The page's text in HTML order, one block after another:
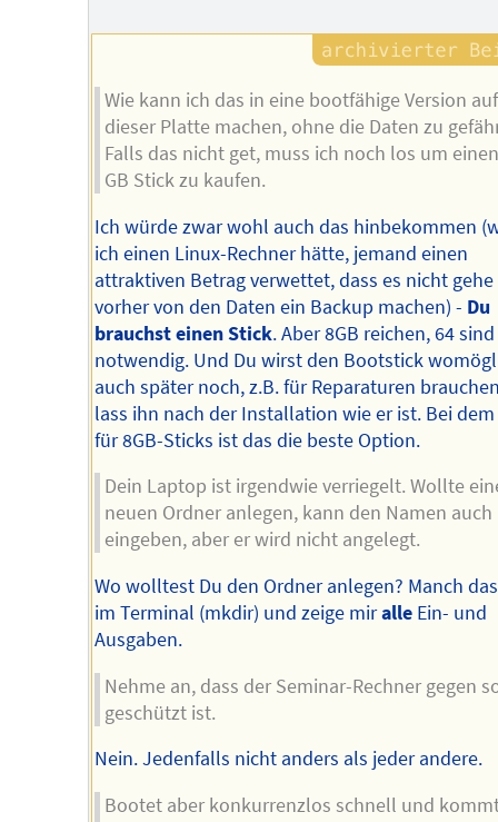
Wie kann ich das in eine bootfähige Version auf
dieser Platte machen, ohne die Daten zu
Falls das nicht get, muss ich noch los um
GB Stick zu kaufen.
Ich würde zwar wohl auch das hinbekommen
ich einen Linux-Rechner hätte, jemand einen
attraktiven Betrag verwettet, dass es nicht
vorher von den Daten ein Backup machen) - Du
brauchst einen Stick. Aber 8GB reichen, 64
notwendig. Und Du wirst den Bootstick
auch später noch, z.B. für Reparaturen
lass ihn nach der Installation wie er ist. Bei dem
für 8GB-Sticks ist das die beste Option.
Dein Laptop ist irgendwie verriegelt. Wollte
neuen Ordner anlegen, kann den Namen auch
eingeben, aber er wird nicht angelegt.
Wo wolltest Du den Ordner anlegen? Manch
im Terminal (mkdir) und zeige miralleEin- und
Ausgaben.
Nehme an, dass der Seminar-Rechner gegen
geschützt ist.
Nein. Jedenfalls nicht anders als jeder andere.
Bootet aber konkurrenzlos schnell und